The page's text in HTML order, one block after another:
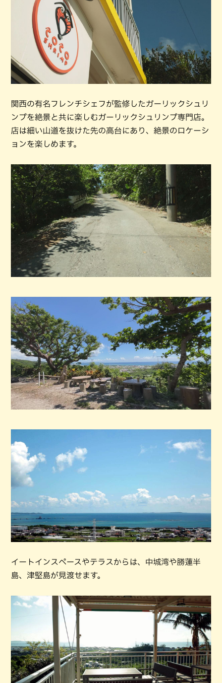
関西の有名フレンチシェフが監修したガーリックシュリ
ンプを絶景と共に楽しむガーリックシュリンプ専門店。
店は細い山道を抜けた先の高台にあり、絶景のロケーシ
ョンを楽しめます。
イートインスペースやテラスからは、中城湾や勝蓮半
島、津堅島が見渡せます。